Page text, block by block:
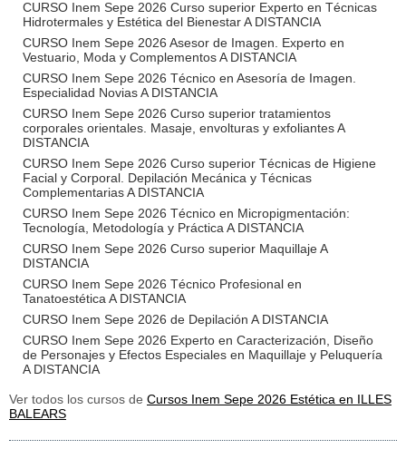
CURSO Inem Sepe 2026 Curso superior Experto en Técnicas
Hidrotermales y Estética del Bienestar A DISTANCIA
CURSO Inem Sepe 2026 Asesor de Imagen. Experto en
Vestuario, Moda y Complementos A DISTANCIA
CURSO Inem Sepe 2026 Técnico en Asesoría de Imagen.
Especialidad Novias A DISTANCIA
CURSO Inem Sepe 2026 Curso superior tratamientos
corporales orientales. Masaje, envolturas y exfoliantes A
DISTANCIA
CURSO Inem Sepe 2026 Curso superior Técnicas de Higiene
Facial y Corporal. Depilación Mecánica y Técnicas
Complementarias A DISTANCIA
CURSO Inem Sepe 2026 Técnico en Micropigmentación:
Tecnología, Metodología y Práctica A DISTANCIA
CURSO Inem Sepe 2026 Curso superior Maquillaje A
DISTANCIA
CURSO Inem Sepe 2026 Técnico Profesional en
Tanatoestética A DISTANCIA
CURSO Inem Sepe 2026 de Depilación A DISTANCIA
CURSO Inem Sepe 2026 Experto en Caracterización, Diseño
de Personajes y Efectos Especiales en Maquillaje y Peluquería
A DISTANCIA
Ver todos los cursos de Cursos Inem Sepe 2026 Estética en ILLES
BALEARS